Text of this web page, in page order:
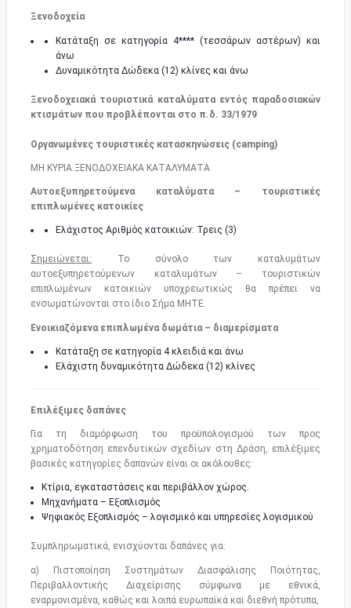
Ξενοδοχεία
Κατάταξη σε κατηγορία 4**** (τεσσάρων αστέρων) και
άνω
Δυναμικότητα Δώδεκα (12) κλίνες και άνω
Ξενοδοχειακά τουριστικά καταλύματα εντός παραδοσιακών
κτισμάτων που προβλέπονται στο π.δ. 33/1979
Οργανωμένες τουριστικές κατασκηνώσεις (camping)
ΜΗ ΚΥΡΙΑ ΞΕΝΟΔΟΧΕΙΑΚΑ ΚΑΤΑΛΥΜΑΤΑ
Αυτοεξυπηρετούμενα καταλύματα – τουριστικές
επιπλωμένες κατοικίες
Ελάχιστος Αριθμός κατοικιών: Τρεις (3)
Σημειώνεται: Το σύνολο των καταλυμάτων
αυτοεξυπηρετούμενων καταλυμάτων – τουριστικών
επιπλωμένων κατοικιών υποχρεωτικώς θα πρέπει να
ενσωματώνονται στο ίδιο Σήμα MHTE.
Ενοικιαζόμενα επιπλωμένα δωμάτια – διαμερίσματα
Κατάταξη σε κατηγορία 4 κλειδιά και άνω
Ελάχιστη δυναμικότητα Δώδεκα (12) κλίνες
Επιλέξιμες δαπάνες
Για τη διαμόρφωση του προϋπολογισμού των προς
χρηματοδότηση επενδυτικών σχεδίων στη Δράση, επιλέξιμες
βασικές κατηγορίες δαπανών είναι οι ακόλουθες:
Κτίρια, εγκαταστάσεις και περιβάλλον χώρος.
Μηχανήματα – Εξοπλισμός
Ψηφιακός Εξοπλισμός – λογισμικό και υπηρεσίες λογισμικού
Συμπληρωματικά, ενισχύονται δαπάνες για:
α) Πιστοποίηση Συστημάτων Διασφάλισης Ποιότητας,
Περιβαλλοντικής Διαχείρισης σύμφωνα με εθνικά,
εναρμονισμένα, καθώς και λοιπά ευρωπαϊκά και διεθνή πρότυπα,